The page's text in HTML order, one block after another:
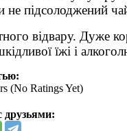
підсолоджений
відвару. Дуже
їжі і
(No Ratings Yet)
друзьями: